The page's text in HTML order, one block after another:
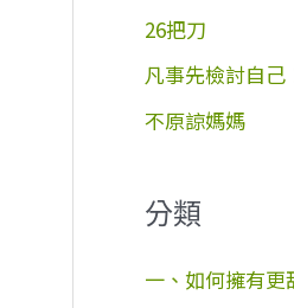
26把刀
凡事先檢討自己
不原諒媽媽
分類
一、如何擁有更